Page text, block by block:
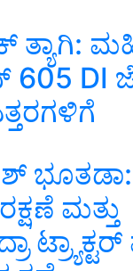
605 DI
ಭೂತಡಾ:
ಮತ್ತು